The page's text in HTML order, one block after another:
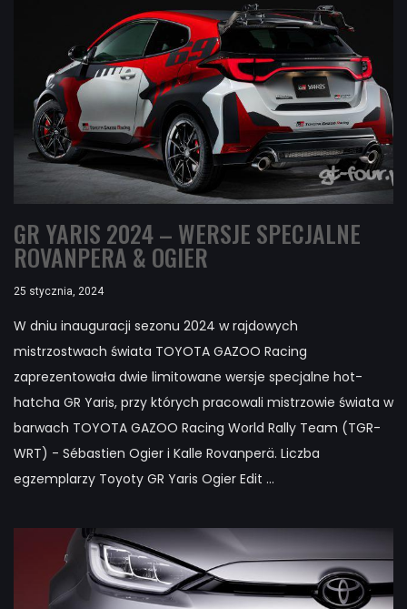
GR YARIS 2024 – WERSJE SPECJALNE
ROVANPERA & OGIER
25 stycznia, 2024
W dniu inauguracji sezonu 2024 w rajdowych
mistrzostwach świata TOYOTA GAZOO Racing
zaprezentowała dwie limitowane wersje specjalne hot-
hatcha GR Yaris, przy których pracowali mistrzowie świata w
barwach TOYOTA GAZOO Racing World Rally Team (TGR-
WRT) - Sébastien Ogier i Kalle Rovanperä. Liczba
egzemplarzy Toyoty GR Yaris Ogier Edit ...